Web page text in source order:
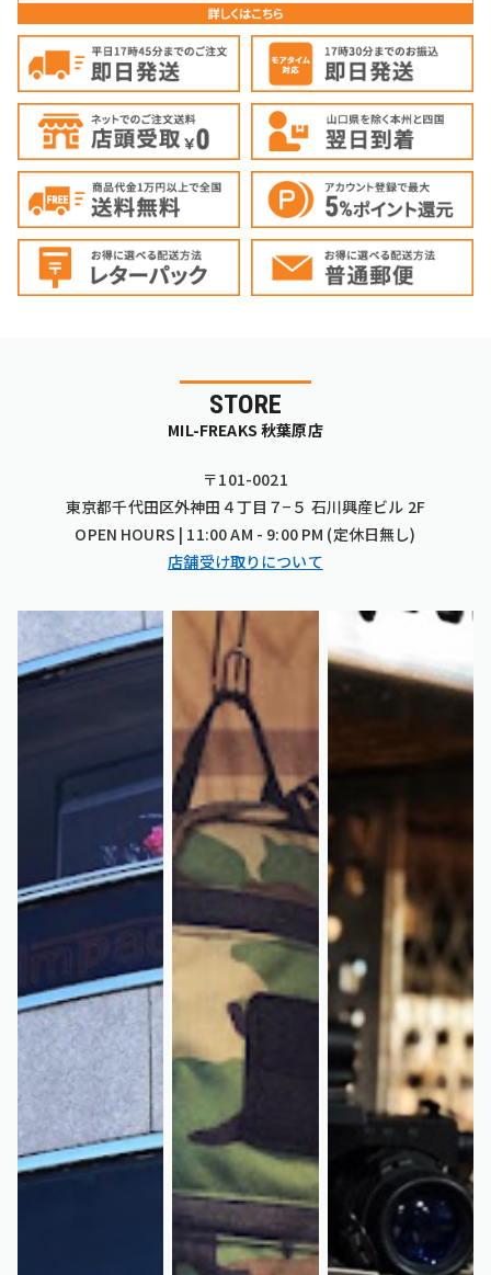
STORE
MIL-FREAKS 秋葉原店
〒101-0021
東京都千代田区外神田４丁目７−５ 石川興産ビル 2F
OPEN HOURS | 11:00 AM - 9:00 PM (定休日無し)
店舗受け取りについて